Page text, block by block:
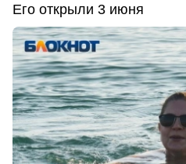
Его открыли 3 июня